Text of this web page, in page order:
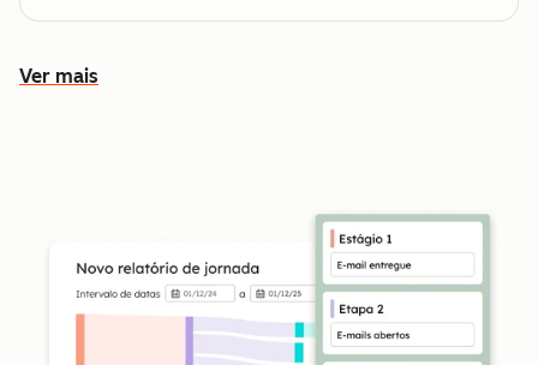
Ver mais
Conheça outros recursos